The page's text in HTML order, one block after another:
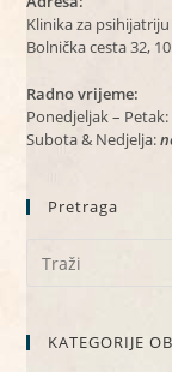
Klinika za
Bolnička cesta 32,
Radno vrijeme:
Ponedjeljak – Petak:
Subota & Nedjelja:
Pretraga
KATEGORIJE